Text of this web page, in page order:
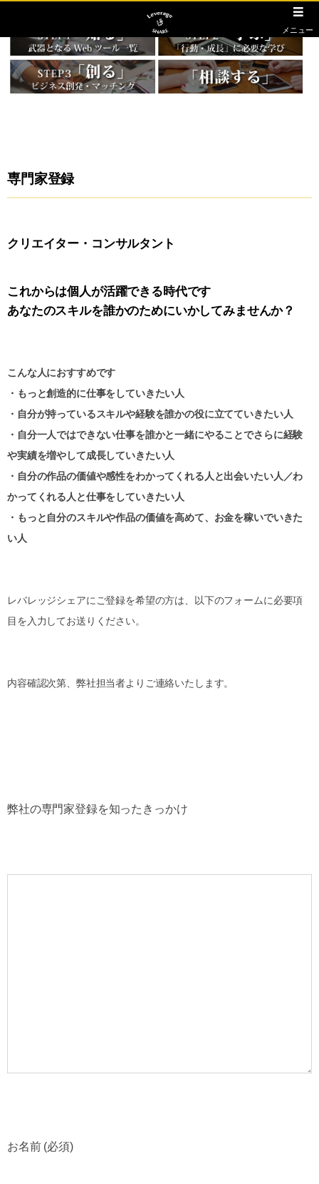
専門家登録
クリエイター・コンサルタント
これからは個人が活躍できる時代です
あなたのスキルを誰かのためにいかしてみませんか？
こんな人におすすめです
・もっと創造的に仕事をしていきたい人
・自分が持っているスキルや経験を誰かの役に立てていきたい人
・自分一人ではできない仕事を誰かと一緒にやることでさらに経験
や実績を増やして成長していきたい人
・自分の作品の価値や感性をわかってくれる人と出会いたい人／わ
かってくれる人と仕事をしていきたい人
・もっと自分のスキルや作品の価値を高めて、お金を稼いでいきた
い人
レバレッジシェアにご登録を希望の方は、以下のフォームに必要項
目を入力してお送りください。
内容確認次第、弊社担当者よりご連絡いたします。
弊社の専門家登録を知ったきっかけ
お名前 (必須)
メニュー